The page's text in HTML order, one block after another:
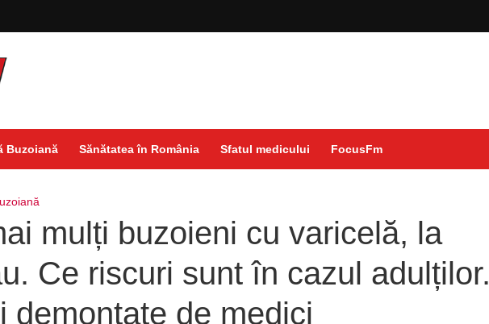
Buzoiană Sănătatea în România Sfatul medicului FocusFm
mulți buzoieni cu varicelă, la
Ce riscuri sunt în cazul adulților.
demontate de medici